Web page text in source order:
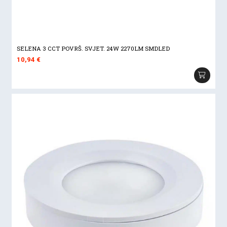
SELENA 3 CCT POVRŠ. SVJET. 24W 2270LM SMDLED
10,94€